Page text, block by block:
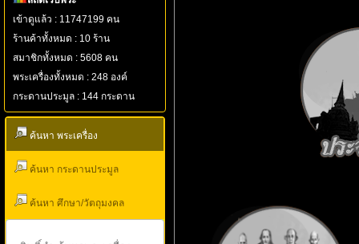
เข้าดูแล้ว : 11747199 คน
ร้านค้าทั้งหมด : 10 ร้าน
สมาชิกทั้งหมด : 5608 คน
พระเครื่องทั้งหมด : 248 องค์
กระดานประมูล : 144 กระดาน
ค้นหา พระเครื่อง
ค้นหา กระดานประมูล
ค้นหา ศึกษา/วัตถุมงคล